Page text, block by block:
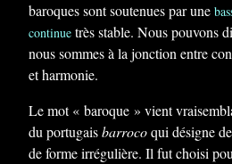
baroques sont soutenues par une
continue très stable. Nous pouvons
nous sommes à la jonction entre
et harmonie.
Le mot « baroque » vient
du portugaisbarrocoqui désigne
de forme irrégulière. Il fut choisi